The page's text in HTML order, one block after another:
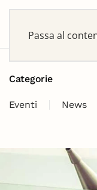
Passa al
Categorie
Eventi News